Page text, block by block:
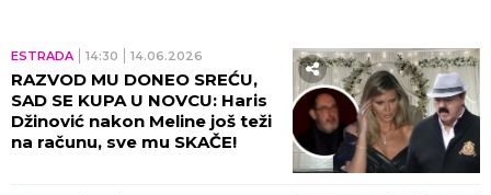
ESTRADA 14:30 14.06.2026
RAZVOD MU DONEO SREĆU,
SAD SE KUPA U NOVCU: Haris
Džinović nakon Meline još teži
na računu, sve mu SKAČE!